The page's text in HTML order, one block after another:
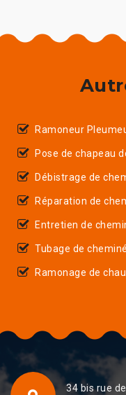
Ramoneur
Pose de chapeau
Débistrage de
Réparation de
Entretien de
Tubage de
Ramonage de
34 bis rue